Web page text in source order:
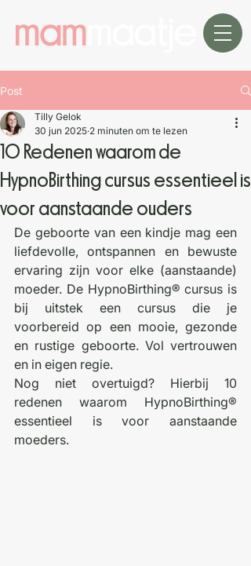
Post
10 Redenen waarom de
HypnoBirthing cursus essentieel is
voor aanstaande ouders
Tilly Gelok
30 jun 2025 2 minuten om te lezen
De geboorte van een kindje mag een
liefdevolle, ontspannen en bewuste
ervaring zijn voor elke (aanstaande)
moeder. De HypnoBirthing® cursus is
bij uitstek een cursus die je
voorbereid op een mooie, gezonde
en rustige geboorte. Vol vertrouwen
en in eigen regie.
Nog niet overtuigd? Hierbij 10
redenen waarom HypnoBirthing®
essentieel is voor aanstaande
moeders.